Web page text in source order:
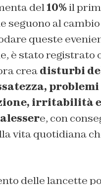
del10%il
seguono al cambio
queste
è stato registrato
creadisturbi
irritabilità
e, con
vita quotidiana
delle lancette